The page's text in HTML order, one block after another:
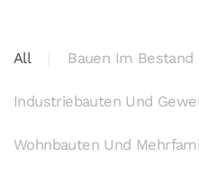
All Bauen Im Bestand
Industriebauten Und
Wohnbauten Und